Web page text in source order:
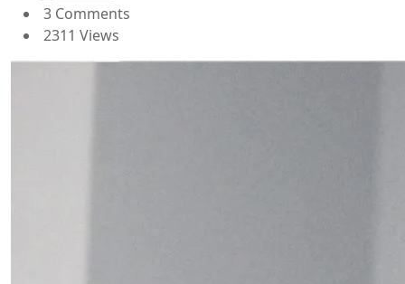
3 Comments
2311 Views